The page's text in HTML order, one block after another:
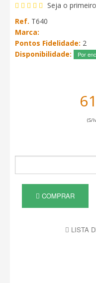
Seja o
Ref. T640
Marca:
Pontos Fidelidade: 2
Disponibilidade:
Por
(S/
COMPRAR
LISTA